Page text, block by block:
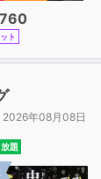
ト
年08月08日
題